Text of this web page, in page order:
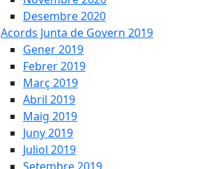
Desembre 2020
Acords Junta de Govern 2019
Gener 2019
Febrer 2019
Març 2019
Abril 2019
Maig 2019
Juny 2019
Juliol 2019